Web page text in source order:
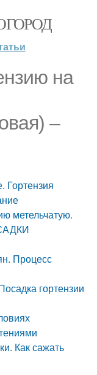
на
–
Гортензия
метельчатую.
Процесс
гортензии
Как сажать